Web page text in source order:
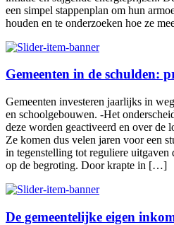
een simpel stappenplan om hun
houden en te onderzoeken hoe ze
Gemeenten in de schulden:
Gemeenten investeren jaarlijks in
en schoolgebouwen. -Het
deze worden geactiveerd en over de
Ze komen dus velen jaren voor een
in tegenstelling tot reguliere uitgaven
op de begroting. Door krapte in […]
De gemeentelijke eigen